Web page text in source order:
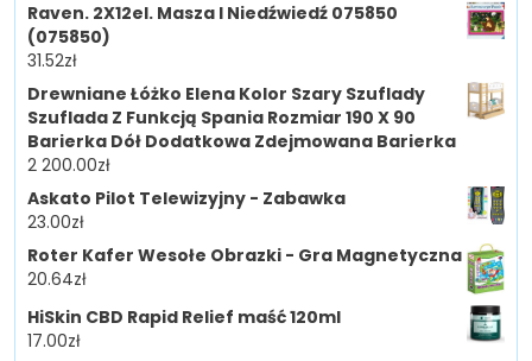
Raven. 2X12el. Masza I Niedźwiedź 075850
(075850)
31.52zł
Drewniane Łóżko Elena Kolor Szary Szuflady
Szuflada Z Funkcją Spania Rozmiar 190 X 90
Barierka Dół Dodatkowa Zdejmowana Barierka
2 200.00zł
Askato Pilot Telewizyjny - Zabawka
23.00zł
Roter Kafer Wesołe Obrazki - Gra Magnetyczna
20.64zł
HiSkin CBD Rapid Relief maść 120ml
17.00zł